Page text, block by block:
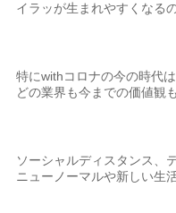
イラッが生まれやすくなる
特にwithコロナの今の時代は
どの業界も今までの価値観
ソーシャルディスタンス、
ニューノーマルや新しい生